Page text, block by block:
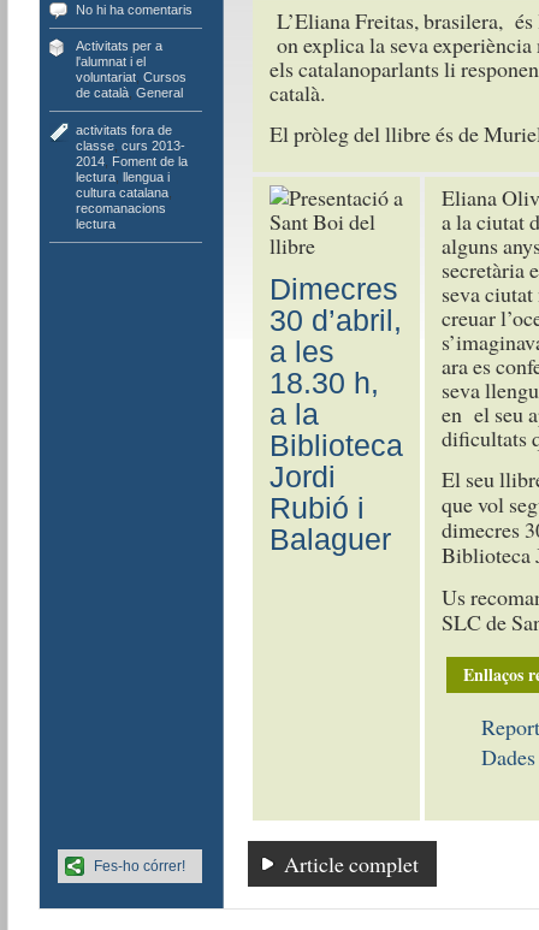
No hi ha comentaris
Activitats per a
l'alumnat i el
voluntariat, Cursos
de català, General
activitats fora de
classe, curs 2013-
2014, Foment de la
lectura, llengua i
cultura catalana,
recomanacions
lectura
L’Eliana Freitas, brasilera,
on explica la seva
els catalanoparlants li
català.
El pròleg del llibre és de
Dimecres
30 d’abril,
a les
18.30 h,
a la
Biblioteca
Jordi
Rubió i
Balaguer
Eliana
a la ciutat
alguns
secretària
seva
creuar
ara es
seva
en el seu
dificultats
El seu
que vol
dimecres
Biblioteca
Us
SLC de
Enllaços
Article complet
Fes-ho córrer!